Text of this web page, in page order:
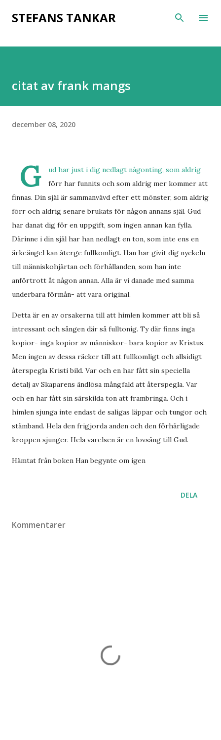
Fortsätt till huvudinnehåll
STEFANS TANKAR
citat av frank mangs
december 08, 2020
G
ud har just i dig nedlagt någonting, som aldrig
förr har funnits och som aldrig mer kommer att
finnas. Din själ är sammanvävd efter ett mönster, som aldrig
förr och aldrig senare brukats för någon annans själ. Gud
har danat dig för en uppgift, som ingen annan kan fylla.
Därinne i din själ har han nedlagt en ton, som inte ens en
ärkeängel kan återge fullkomligt. Han har givit dig nyckeln
till människohjärtan och förhållanden, som han inte
anförtrott åt någon annan. Alla är vi danade med samma
underbara förmån- att vara original.
Detta är en av orsakerna till att himlen kommer att bli så
intressant och sången där så fulltonig. Ty där finns inga
kopior- inga kopior av människor- bara kopior av Kristus.
Men ingen av dessa räcker till att fullkomligt och allsidigt
återspegla Kristi bild. Var och en har fått sin speciella
detalj av Skaparens ändlösa mångfald att återspegla. Var
och en har fått sin särskilda ton att frambringa. Och i
himlen sjunga inte endast de saligas läppar och tungor och
stämband. Hela den frigjorda anden och den förhärligade
kroppen sjunger. Hela varelsen är en lovsång till Gud.
Hämtat från boken Han begynte om igen
DELA
Kommentarer